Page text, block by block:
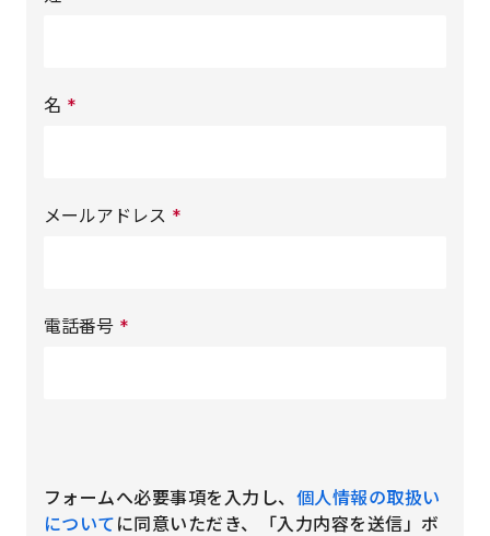
名 *
メールアドレス *
電話番号 *
フォームへ必要事項を入力し、 個人情報の取扱い
について に同意いただき、「入力内容を送信」ボ